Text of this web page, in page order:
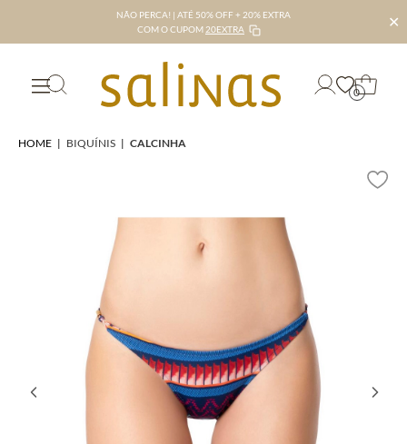
NÃO PERCA! | ATÉ 50% OFF + 20% EXTRA
COM O CUPOM 20EXTRA ✕
0
HOME | BIQUÍNIS | CALCINHA